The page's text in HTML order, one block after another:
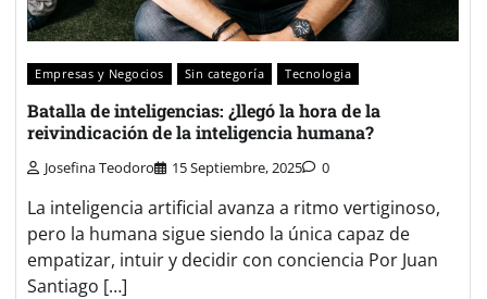
Empresas y Negocios Sin categoría Tecnologia
Batalla de inteligencias: ¿llegó la hora de la
reivindicación de la inteligencia humana?
Josefina Teodoro 15 Septiembre, 2025 0
La inteligencia artificial avanza a ritmo vertiginoso,
pero la humana sigue siendo la única capaz de
empatizar, intuir y decidir con conciencia Por Juan
Santiago […]